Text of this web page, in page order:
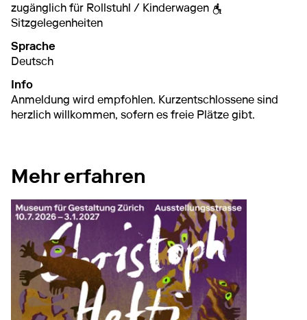
zugänglich für Rollstuhl / Kinderwagen
Sitzgelegenheiten
Sprache
Deutsch
Info
Anmeldung wird empfohlen. Kurzentschlossene sind
herzlich willkommen, sofern es freie Plätze gibt.
Mehr erfahren